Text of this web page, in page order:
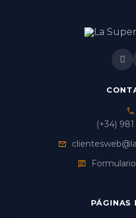
call
(+34)
mail
chat
PÁGINAS